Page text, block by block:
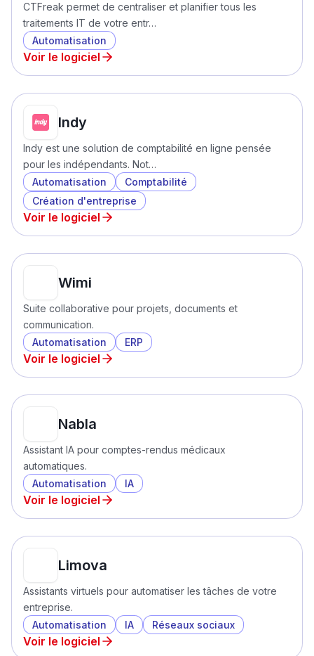
CTFreak permet de centraliser et planifier tous les
traitements IT de votre entr…
Automatisation
Voir le logiciel
Indy
Indy est une solution de comptabilité en ligne pensée
pour les indépendants. Not…
Automatisation
Comptabilité
Création d'entreprise
Voir le logiciel
Wimi
Suite collaborative pour projets, documents et
communication.
Automatisation
ERP
Voir le logiciel
Nabla
Assistant IA pour comptes-rendus médicaux
automatiques.
Automatisation
IA
Voir le logiciel
Limova
Assistants virtuels pour automatiser les tâches de votre
entreprise.
Automatisation
IA Réseaux sociaux
Voir le logiciel